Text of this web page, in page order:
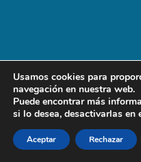
Política de
Usamos cookies para
navegación en nuestra web.
Puede encontrar más
si lo desea, desactivarlas en
Aceptar Rechazar